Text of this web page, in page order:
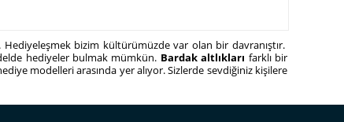
bizim kültürümüzde var olan bir davranıştır.
hediyeler bulmak mümkün. Bardak altlıkları farklı bir
modelleri arasında yer alıyor. Sizlerde sevdiğiniz kişilere